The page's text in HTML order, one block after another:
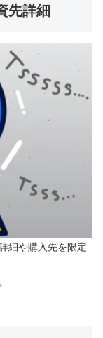
先詳細
細や購入先を限定